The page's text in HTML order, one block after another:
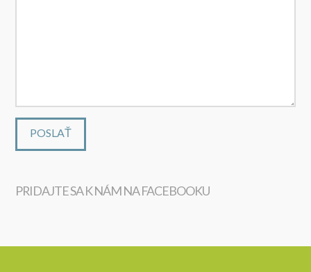
PRIDAJTE SA K NÁM NA FACEBOOKU